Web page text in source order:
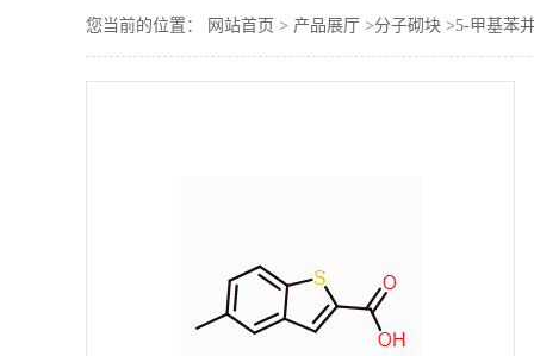
您当前的位置： 网站首页 > 产品展厅 >分子砌块 >5-甲基苯